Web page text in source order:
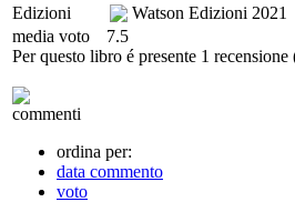
Edizioni
Watson Edizioni 2021
media voto
7.5
Per questo libro é presente 1 recensione
commenti
ordina per:
data commento
voto